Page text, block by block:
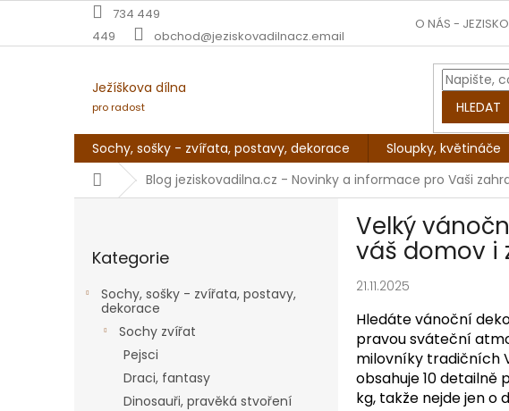
obsah
734 449
449
obchod@jeziskovadilnacz.email
O NÁS -
Ježíškova dílna
pro radost HLEDAT
Sochy, sošky - zvířata, postavy, dekorace Sloupky, květináče
DomůBlog jeziskovadilna.cz - Novinky a informace pro Vaši
kategorie
Kategorie
Sochy, sošky - zvířata, postavy,
dekorace
Sochy zvířat
Pejsci
Draci, fantasy
Dinosauři, pravěká stvoření
Velký
váš domov i
21.11.2025
Hledátevánoční
pravou sváteční
milovníky tradičních
obsahuje10 detailně
kg, takže nejde jen o